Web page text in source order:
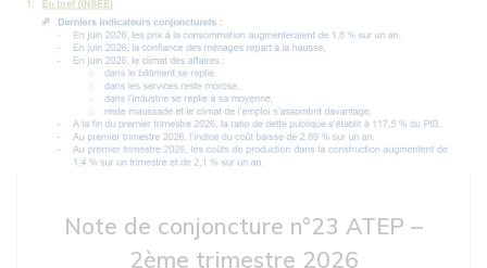
Note de conjoncture n°23 ATEP –
2ème trimestre 2026